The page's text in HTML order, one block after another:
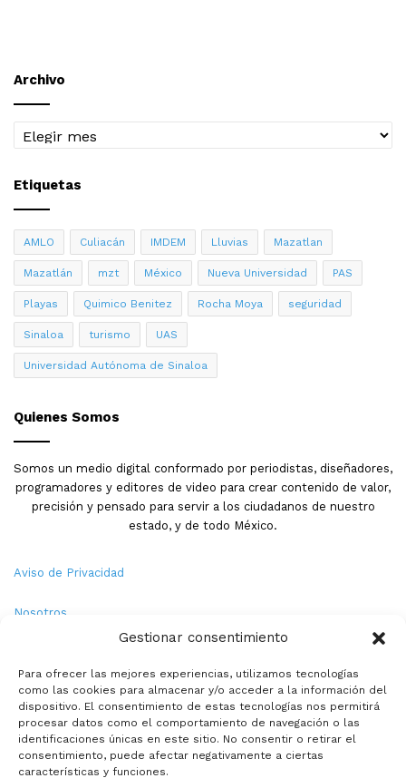
Gestionar consentimiento
Para ofrecer las mejores experiencias, utilizamos tecnologías
como las cookies para almacenar y/o acceder a la información del
dispositivo. El consentimiento de estas tecnologías nos permitirá
procesar datos como el comportamiento de navegación o las
identificaciones únicas en este sitio. No consentir o retirar el
consentimiento, puede afectar negativamente a ciertas
características y funciones.
Archivo
Archivo
Etiquetas
AMLO Culiacán IMDEM Lluvias Mazatlan
Mazatlán mzt México Nueva Universidad PAS
Playas Quimico Benitez Rocha Moya seguridad
Sinaloa turismo UAS
Universidad Autónoma de Sinaloa
Quienes Somos
Somos un medio digital conformado por periodistas, diseñadores,
programadores y editores de video para crear contenido de valor,
precisión y pensado para servir a los ciudadanos de nuestro
estado, y de todo México.
Aviso de Privacidad
Nosotros
Política de Cookies
Contacto